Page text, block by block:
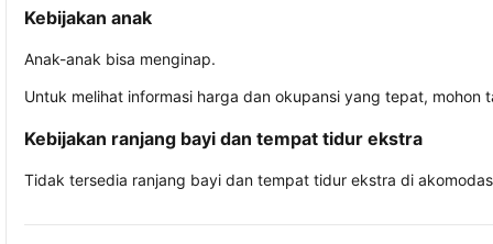
Kebijakan anak
Anak-anak bisa menginap.
Untuk melihat informasi harga dan okupansi yang tepat,
Kebijakan ranjang bayi dan tempat tidur ekstra
Tidak tersedia ranjang bayi dan tempat tidur ekstra di